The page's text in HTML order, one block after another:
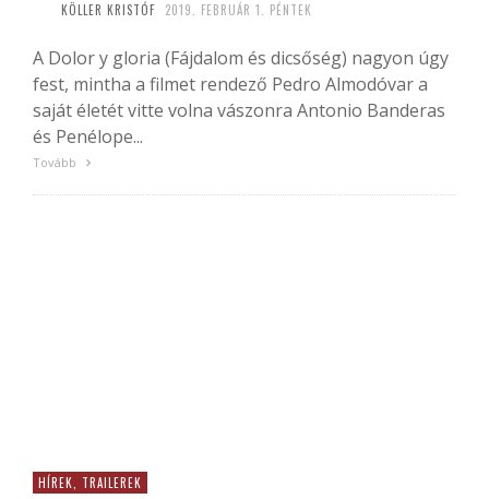
KÖLLER KRISTÓF 2019. FEBRUÁR 1. PÉNTEK
A Dolor y gloria (Fájdalom és dicsőség) nagyon úgy
fest, mintha a filmet rendező Pedro Almodóvar a
saját életét vitte volna vászonra Antonio Banderas
és Penélope...
Tovább
HÍREK, TRAILEREK